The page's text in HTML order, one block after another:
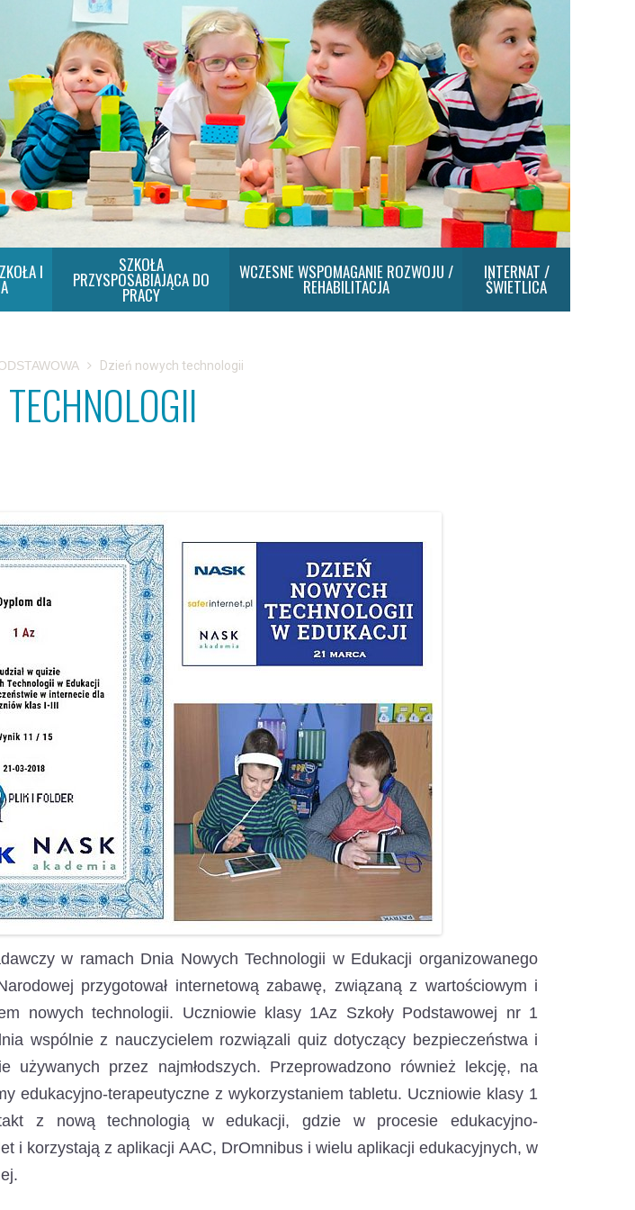
I SZKOŁA
PRZYSPOSABIAJĄCA DO
PRACY
WCZESNE WSPOMAGANIE ROZWOJU /
REHABILITACJA
INTERNAT /
ŚWIETLICA
Dzień nowych technologii
w ramach Dnia Nowych Technologii w Edukacji organizowanego
przygotował internetową zabawę, związaną z wartościowym i
nowych technologii. Uczniowie klasy 1Az Szkoły Podstawowej nr 1
wspólnie z nauczycielem rozwiązali quiz dotyczący bezpieczeństwa i
używanych przez najmłodszych. Przeprowadzono również lekcję, na
edukacyjno-terapeutyczne z wykorzystaniem tabletu. Uczniowie klasy 1
z nową technologią w edukacji, gdzie w procesie edukacyjno-
i korzystają z aplikacji AAC, DrOmnibus i wielu aplikacji edukacyjnych, w